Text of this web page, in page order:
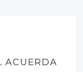
ACUERDA